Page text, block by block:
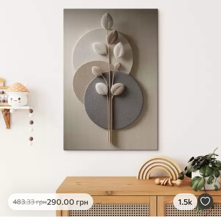
Яскраві, насичені кольори
Стійкість до вицвітання
Безпечне чорнило без запаху
Поверхня з текстурою полотна
Екологічний матеріал
Преміум
Від363
Яскраві, насичені кольори
Стійкість до вицвітання
Безпечне чорнило без запаху
Поверхня з текстурою полотна
Еко-Преміум
.00грн
483.33грн290.00 грн 1.5k